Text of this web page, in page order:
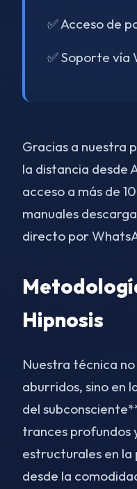
✅ Acceso de
✅ Soporte vía
Gracias a nuestra
la distancia desde
acceso a más de
manuales
directo por
Hipnosis
Nuestra técnica no
aburridos, sino en
del
trances profundos
estructurales en la
desde la